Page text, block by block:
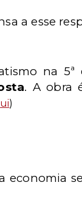
a esse
na 5ª
. A obra
)
economia